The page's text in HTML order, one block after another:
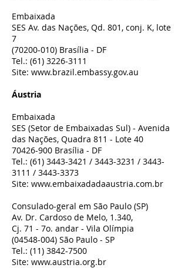
Embaixada
SES Av. das Nações, Qd. 801, conj. K, lote
7
(70200-010) Brasília - DF
Tel.: (61) 3226-3111
Site: www.brazil.embassy.gov.au
Áustria
Embaixada
SES (Setor de Embaixadas Sul) - Avenida
das Nações, Quadra 811 - Lote 40
70426-900 Brasília - DF
Tel.: (61) 3443-3421 / 3443-3231 / 3443-
3111 / 3443-3373
Site: www.embaixadadaaustria.com.br
Consulado-geral em São Paulo (SP)
Av. Dr. Cardoso de Melo, 1.340,
Cj. 71 - 7o. andar - Vila Olímpia
(04548-004) São Paulo - SP
Tel.: (11) 3842-7500
Site: www.austria.org.br